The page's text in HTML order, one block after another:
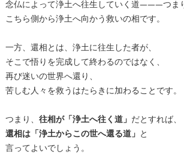
念仏によって浄土へ往生していく道———つま
こちら側から浄土へ向かう救いの相です。
一方、還相とは、浄土に往生した者が、
そこで悟りを完成して終わるのではなく、
再び迷いの世界へ還り、
苦しむ人々を救うはたらきに加わることです。
つまり、 往相が「浄土へ往く道」 だとすれば、
還相は「浄土からこの世へ還る道」 と
言ってよいでしょう。